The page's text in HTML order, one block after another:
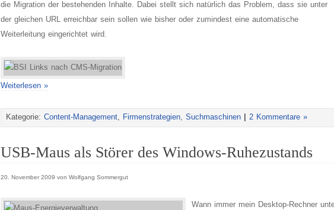
die Migration der bestehenden Inhalte. Dabei stellt sich natürlich das Problem, dass sie unter
der gleichen URL erreichbar sein sollen wie bisher oder zumindest eine automatische
Weiterleitung eingerichtet wird.
Weiterlesen »
Kategorie: Content-Management, Firmenstrategien, Suchmaschinen 2 Kommentare »
USB-Maus als Störer des Windows-Ruhezustands
20. November 2009 von Wolfgang Sommergut
Wann immer mein Desktop-Rechner